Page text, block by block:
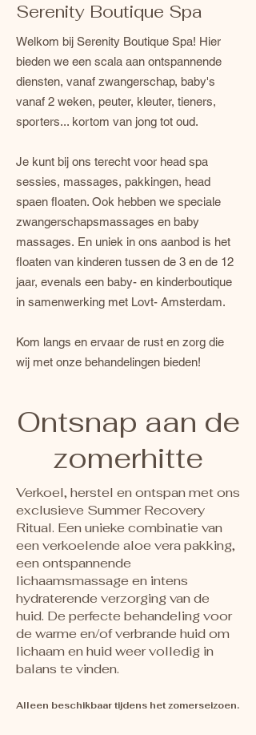
Serenity Boutique Spa
Welkom bij Serenity Boutique Spa! Hier
bieden we een scala aan ontspannende
diensten, vanaf zwangerschap, baby's
vanaf 2 weken, peuter, kleuter, tieners,
sporters... kortom van jong tot oud.
Je kunt bij ons terecht voor head spa
sessies, massages, pakkingen, head
spaen floaten. Ook hebben we speciale
zwangerschapsmassages en baby
massages. En uniek in ons aanbod is het
floaten van kinderen tussen de 3 en de 12
jaar, evenals een baby- en kinderboutique
in samenwerking met Lovt- Amsterdam.
Kom langs en ervaar de rust en zorg die
wij met onze behandelingen bieden!
Ontsnap aan de
zomerhitte
Verkoel, herstel en ontspan met ons
exclusieve Summer Recovery
Ritual. Een unieke combinatie van
een verkoelende aloe vera pakking,
een ontspannende
lichaamsmassage en intens
hydraterende verzorging van de
huid. De perfecte behandeling voor
de warme en/of verbrande huid om
lichaam en huid weer volledig in
balans te vinden.
Alleen beschikbaar tijdens het zomerseizoen.